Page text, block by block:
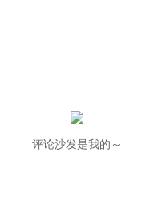
评论沙发是我的～